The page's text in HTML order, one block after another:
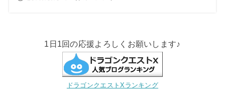
1日1回の応援よろしくお願いします♪
ドラゴンクエストXランキング